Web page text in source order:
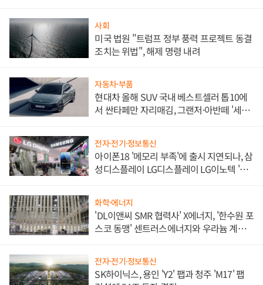
사회
미국 법원 "트럼프 정부 풍력 프로젝트 동결
조치는 위법", 해제 명령 내려
자동차·부품
현대차 올해 SUV 국내 베스트셀러 톱10에
서 싼타페만 자리매김, 그랜저·아반떼 '세단
전자·전기·정보통신
아이폰18 '메모리 부족'에 출시 지연되나, 삼
성디스플레이 LG디스플레이 LG이노텍 '탈
화학·에너지
'DL이앤씨 SMR 협력사' X에너지, '한수원 포
스코 동맹' 센트러스에너지와 우라늄 계약
전자·전기·정보통신
SK하이닉스, 용인 'Y2' 팹과 청주 'M17' 팹